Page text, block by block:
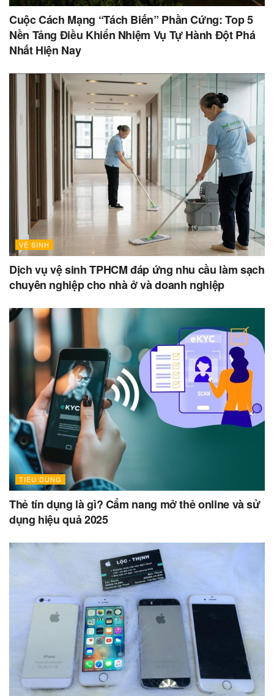
Cuộc Cách Mạng “Tách Biến” Phần Cứng: Top 5
Nền Tảng Điều Khiển Nhiệm Vụ Tự Hành Đột Phá
Nhất Hiện Nay
VỆ SINH
Dịch vụ vệ sinh TPHCM đáp ứng nhu cầu làm sạch
chuyên nghiệp cho nhà ở và doanh nghiệp
TIÊU DÙNG
Thẻ tín dụng là gì? Cẩm nang mở thẻ online và sử
dụng hiệu quả 2025